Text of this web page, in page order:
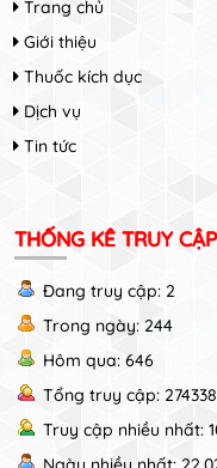
Trang chủ
Giới thiệu
Thuốc kích dục
Dịch vụ
Tin tức
THỐNG KÊ TRUY CẬP
Đang truy cập: 2
Trong ngày: 244
Hôm qua: 646
Tổng truy cập:
Truy cập nhiều nhất: